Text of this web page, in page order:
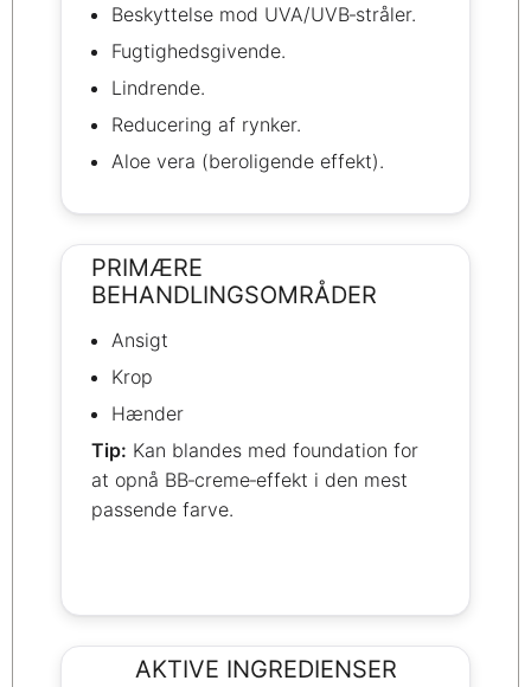
Beskyttelse mod UVA/UVB‑stråler.
Fugtighedsgivende.
Lindrende.
Reducering af rynker.
Aloe vera (beroligende effekt).
PRIMÆRE
BEHANDLINGSOMRÅDER
Ansigt
Krop
Hænder
Tip: Kan blandes med foundation for
at opnå BB‑creme‑effekt i den mest
passende farve.
AKTIVE INGREDIENSER